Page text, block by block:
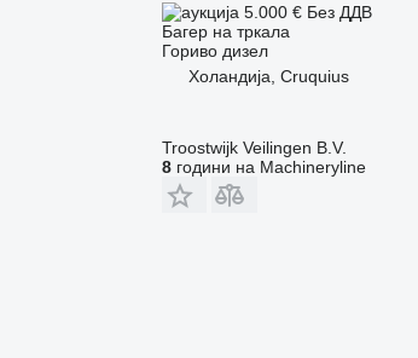
5.000 € Без ДДВ
Багер на тркала
Гориво дизел
Холандија, Cruquius
Troostwijk Veilingen B.V.
8години на Machineryline